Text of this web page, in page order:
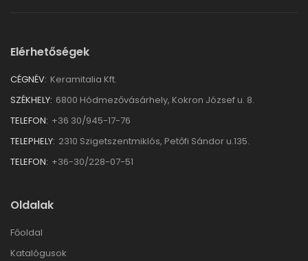
Elérhetőségek
CÉGNÉV: Keramitalia Kft.
SZÉKHELY: 6800 Hódmezővásárhely, Kokron József u. 8.
TELEFON: +36 30/945-17-76
TELEPHELY: 2310 Szigetszentmiklós, Petőfi Sándor u.135.
TELEFON: +36-30/228-07-51
Oldalak
Főoldal
Katalógusok